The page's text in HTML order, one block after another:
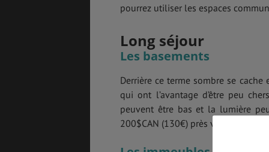
pourrez utiliser les espaces
Long séjour
Les basements
Derrière ce terme sombre se
qui ont l’avantage d’être peu
peuvent être bas et la lumière
200$CAN (130€) près vous pourrez